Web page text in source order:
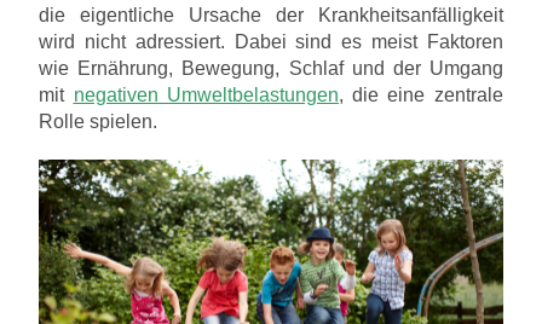
die eigentliche Ursache der Krankheitsanfälligkeit
wird nicht adressiert. Dabei sind es meist Faktoren
wie Ernährung, Bewegung, Schlaf und der Umgang
mit negativen Umweltbelastungen, die eine zentrale
Rolle spielen.